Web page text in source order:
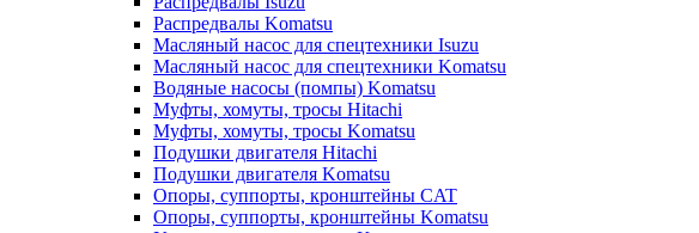
Распредвалы Komatsu
Масляный насос для спецтехники Isuzu
Масляный насос для спецтехники Komatsu
Водяные насосы (помпы) Komatsu
Муфты, хомуты, тросы Hitachi
Муфты, хомуты, тросы Komatsu
Подушки двигателя Hitachi
Подушки двигателя Komatsu
Опоры, суппорты, кронштейны CAT
Опоры, суппорты, кронштейны Komatsu